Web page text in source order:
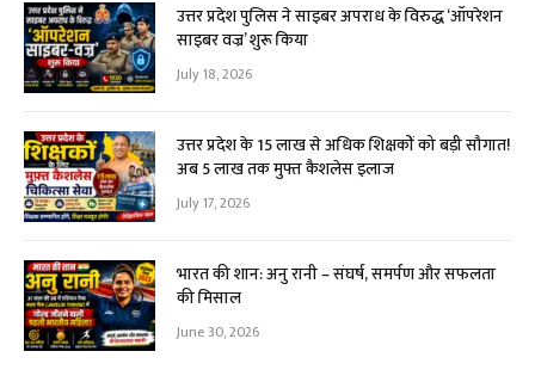
उत्तर प्रदेश पुलिस ने साइबर अपराध के विरुद्ध ‘ऑपरेशन
साइबर वज्र’ शुरू किया
July 18, 2026
उत्तर प्रदेश के 15 लाख से अधिक शिक्षकों को बड़ी सौगात!
अब ₹5 लाख तक मुफ्त कैशलेस इलाज
July 17, 2026
भारत की शान: अनु रानी – संघर्ष, समर्पण और सफलता
की मिसाल
June 30, 2026